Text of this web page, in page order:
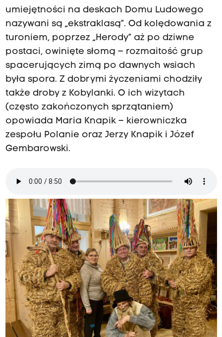
umiejętności na deskach Domu Ludowego
nazywani są „ekstraklasą”. Od kolędowania z
turoniem, poprzez „Herody” aż po dziwne
postaci, owinięte słomą – rozmaitość grup
spacerujących zimą po dawnych wsiach
była spora. Z dobrymi życzeniami chodziły
także droby z Kobylanki. O ich wizytach
(często zakończonych sprzątaniem)
opowiada Maria Knapik – kierowniczka
zespołu Polanie oraz Jerzy Knapik i Józef
Gembarowski.